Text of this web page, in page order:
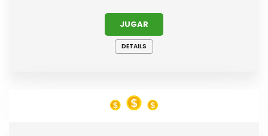
JUGAR
DETAILS